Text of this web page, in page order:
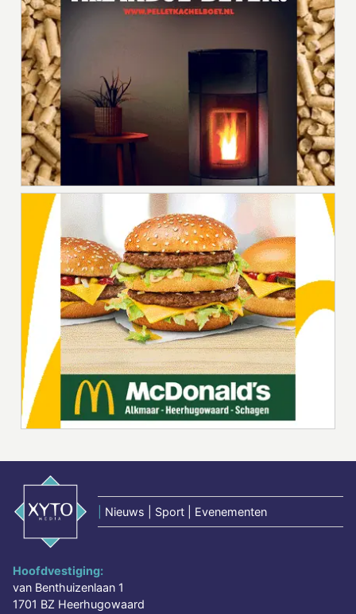
Nieuws | Sport | Evenementen
Hoofdvestiging:
van Benthuizenlaan 1
1701 BZ Heerhugowaard